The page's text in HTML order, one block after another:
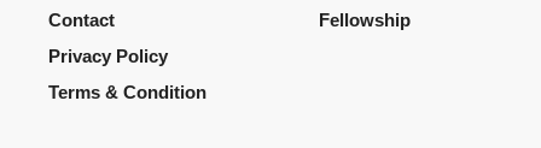
Contact
Privacy Policy
Terms & Condition
Fellowship